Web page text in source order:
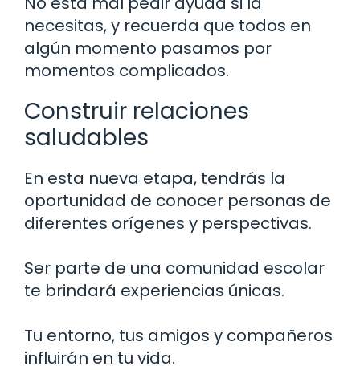
necesitas, y recuerda que todos en
algún momento pasamos por
momentos complicados.
Construir relaciones
saludables
En esta nueva etapa, tendrás la
oportunidad de conocer personas de
diferentes orígenes y perspectivas.
Ser parte de una comunidad escolar
te brindará experiencias únicas.
Tu entorno, tus amigos y compañeros
influirán en tu vida.